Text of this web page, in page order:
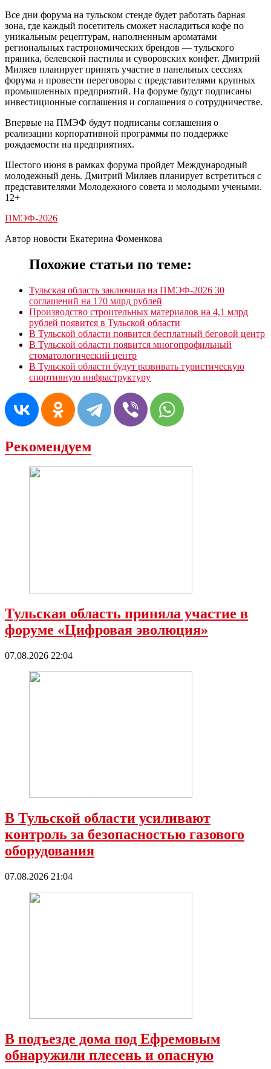
Все дни форума на тульском стенде будет работать барная
зона, где каждый посетитель сможет насладиться кофе по
уникальным рецептурам, наполненным ароматами
региональных гастрономических брендов — тульского
пряника, белевской пастилы и суворовских конфет. Дмитрий
Миляев планирует принять участие в панельных сессиях
форума и провести переговоры с представителями крупных
промышленных предприятий. На форуме будут подписаны
инвестиционные соглашения и соглашения о сотрудничестве.
Впервые на ПМЭФ будут подписаны соглашения о
реализации корпоративной программы по поддержке
рождаемости на предприятиях.
Шестого июня в рамках форума пройдет Международный
молодежный день. Дмитрий Миляев планирует встретиться с
представителями Молодежного совета и молодыми учеными.
12+
ПМЭФ-2026
Автор новости Екатерина Фоменкова
Похожие статьи по теме:
Тульская область заключила на ПМЭФ-2026 30
соглашений на 170 млрд рублей
Производство строительных материалов на 4,1 млрд
рублей появится в Тульской области
В Тульской области появится бесплатный беговой центр
В Тульской области появится многопрофильный
стоматологический центр
В Тульской области будут развивать туристическую
спортивную инфраструктуру
Рекомендуем
Тульская область приняла участие в
форуме «Цифровая эволюция»
07.08.2026 22:04
В Тульской области усиливают
контроль за безопасностью газового
оборудования
07.08.2026 21:04
В подъезде дома под Ефремовым
обнаружили плесень и опасную